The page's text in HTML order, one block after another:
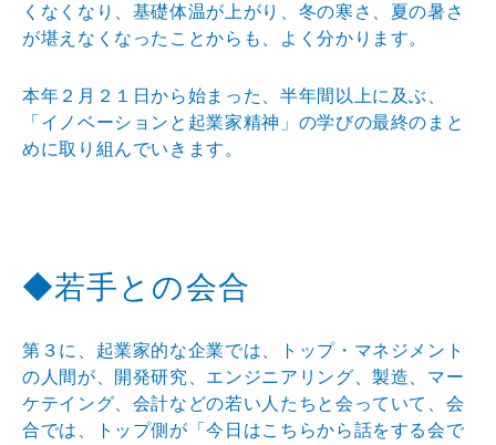
くなくな り、基礎体温が上がり、冬の寒さ、夏の暑さ
が堪えなくな ったことからも、よく分かります。
本年２月２１日から始まった、半年間以上に及ぶ、
「イノ ベーションと起業家精神」の学びの最終のまと
めに取り組 んでいきます。
◆若手との会合
第３に、起業家的な企業では、トップ・マネジメント
の人 間が、開発研究、エンジニアリング、製造、マー
ケテイング、会計などの若い人たちと会っていて、会
合では、トッ プ側が「今日はこちらから話をする会で